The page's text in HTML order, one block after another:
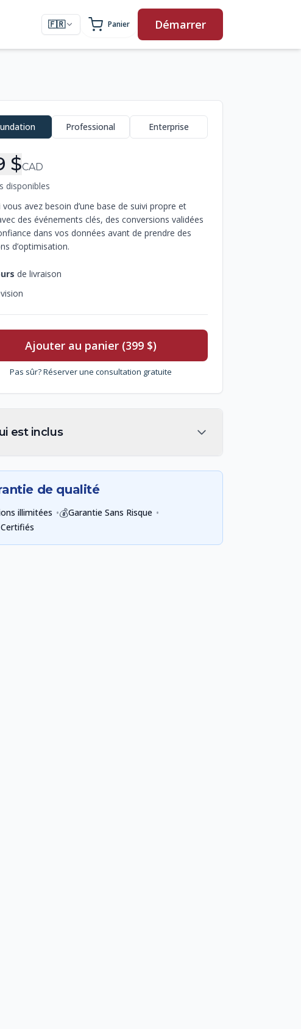
🇫🇷
Français Panier Démarrer
de commande
Professional Enterprise
$CAD
disponibles
vous avez besoin d’une base de suivi propre et
des événements clés, des conversions validées
dans vos données avant de prendre des
d’optimisation.
de livraison
Ajouter au panier (399 $)
Pas sûr? Réserver une consultation gratuite
est inclus
de qualité
illimitées •💰Garantie Sans Risque •